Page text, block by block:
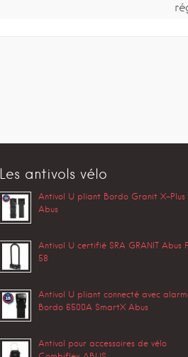
Les antivols vélo
Antivol U pliant Bordo Granit X-Plus
Abus
Antivol U certifié SRA GRANIT Abus
58
Antivol U pliant connecté avec
Bordo 6500A SmartX Abus
Antivol pour accessoires de vélo